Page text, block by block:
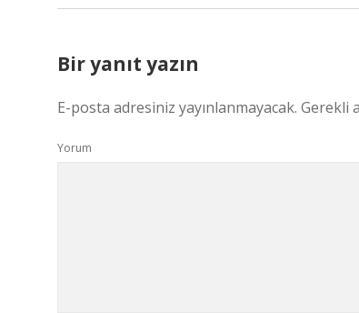
Bir yanıt yazın
E-posta adresiniz yayınlanmayacak. Gerekli
Yorum